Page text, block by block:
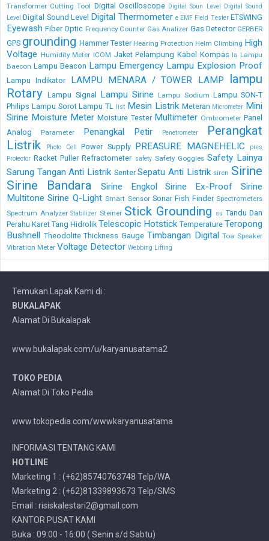
Transformer Cutting Tool Digital Oscilloscope Digital Soun Level Digital Sound
Level Digital Sound Level Digital Thermometer e EMF Field Tester ETSWING
Eyewash Fiber Optic Frequency Counter Gas Analizer Gas Detector GERBER
GPS grounding Hammer Tester Hearing Protection Helm Climbing High
Voltage Humidity Meter ICOM Jaket Pelampung Kabel Kompas la Lampu
Baecon Lampu Beacon Lampu Emergency Lampu Explosion Proof
Lampu Indikator LAMPU MENARA / TOWER LAMP
lampu
Rotary Lampu Signal Lampu Sirine Lampu Sodium Lampu SON-T
Philips Lampu Sorot Lampu TL list Mesin Listrik Meteran Micrometer Mini
Sirine Moisture Meter Moisture Tester Multimeter Ombrometer Panel
Analog
Parameter Penangkal Petir Penetrometer
Perangkat
Listrik
Photo Cell Power Supply PREASURE MAGNEHELIC
pres
Protector Racket Puller Refractometer safety Safety Goggles Safety Lainya
Sarung Tangan Anti Listrik Senter Sepatu Anti Listrik siren Sirine
Sirine Bandara
Sirine Engkol Sirine Ex-Proof
Sirine
Multitone Sirine Q-Light Smart Sensor Sonar Fish Finder Spectrometers
Spectrum Analyzer Stabilizer Steiner Stick Grounding su Tandu Dan
Perahu Karet Tang Hidrolik Telescopic Hotstick Temperature Teropong
Bushnell Theodolite Thickness Gauge Timbangan Digital Toa Speaker
Vibration Meter Voltage Detector Webbing Lifting
Temukan Lapak Kami di :
BUKALAPAK
Alamat Di Bukalapak
www.bukalapak.com/u/karyanusatama2
TOKO PEDIA
Alamat Di Toko Pedia
www.tokopedia.com/wwwkaryanusatama
INFORMASI TENTANG KAMI
HOTLINE
Marketing 1 : (+62)85740763748 Telp/WA
Marketing 2 : (+62)81339893673 Telp/SMS
Email : risiskalestari2@gmail.com
KANTOR PUSAT KAMI
Buka : 09:00 - 16:00 ( Senin s/d Sabtu)